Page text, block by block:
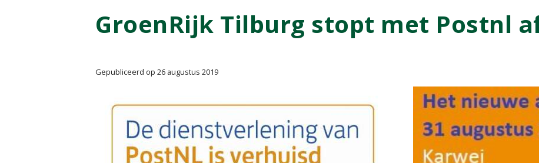
GroenRijk Tilburg stopt met Postnl
Gepubliceerd op 26 augustus 2019